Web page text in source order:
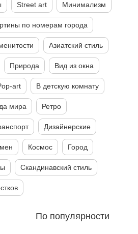
Street art Минимализм
по номерам города
Азиатский стиль
Природа Вид из окна
art В детскую комнату
мира Ретро
Дизайнерские
Космос Город
Скандинавский стиль
По популярности